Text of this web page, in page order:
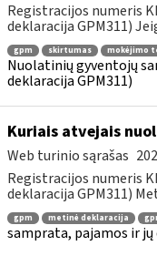
Registracijos numeris
deklaracija GPM311)
gpm skirtumas mokėjimo
Nuolatinių gyventojų
deklaracija GPM311)
Kuriais atvejais
Web turinio sąrašas
Registracijos numeris
deklaracija GPM311)
gpm metinė deklaracija
samprata, pajamos ir